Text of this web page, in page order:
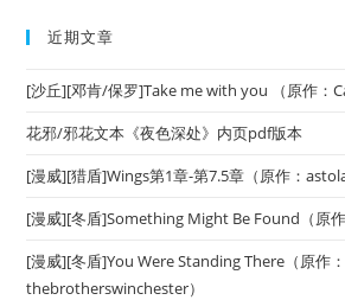
近期文章
[沙丘][邓肯/保罗]Take me with you （原作：
花邪/邪花文本《夜色深处》内页pdf版本
[漫威][猎盾]Wings第1章-第7.5章（原作：
[漫威][冬盾]Something Might Be Found（原
[漫威][冬盾]You Were Standing There（原作：
thebrotherswinchester）